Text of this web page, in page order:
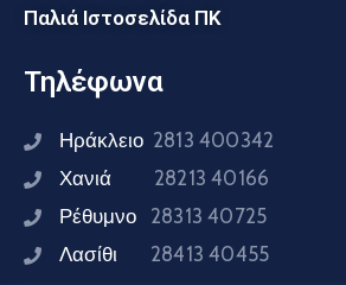
Παλιά Ιστοσελίδα ΠΚ
Τηλέφωνα
Ηράκλειο 2813 400342
Χανιά 28213 40166
Ρέθυμνο 28313 40725
Λασίθι 28413 40455